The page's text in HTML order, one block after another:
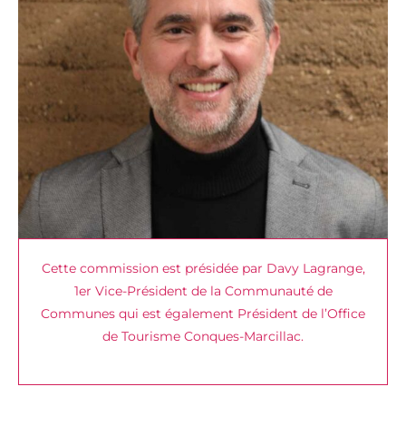
Cette commission est présidée par Davy Lagrange,
1er Vice-Président de la Communauté de
Communes qui est également Président de l’Office
de Tourisme Conques-Marcillac.